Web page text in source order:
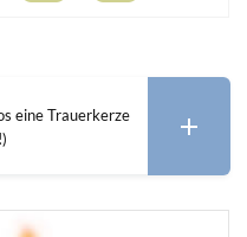
eine Trauerkerze